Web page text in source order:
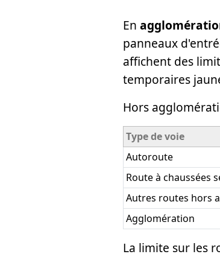
En
panneaux
affichent des
temporaires
Hors
Type de voie
Autoroute
Route à chaussées
Autres routes hors
Agglomération
La limite sur les